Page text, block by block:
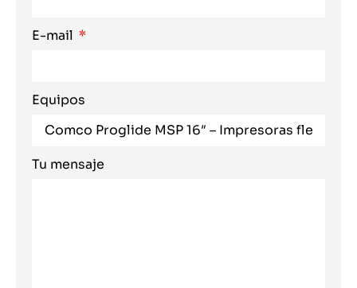
E-mail
Equipos
Tu mensaje